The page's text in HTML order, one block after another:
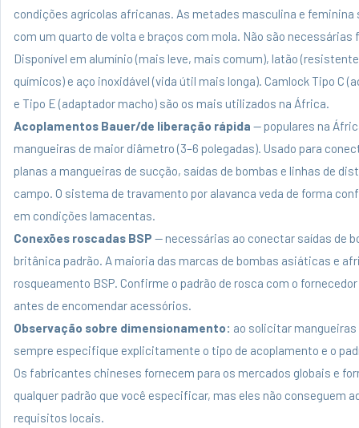
condições agrícolas africanas. As metades masculina e feminina
com um quarto de volta e braços com mola. Não são necessárias
Disponível em alumínio (mais leve, mais comum), latão
químicos) e aço inoxidável (vida útil mais longa). Camlock Tipo C
e Tipo E (adaptador macho) são os mais utilizados na África.
Acoplamentos Bauer/de liberação rápida — populares na
mangueiras de maior diâmetro (3–6 polegadas). Usado para
planas a mangueiras de sucção, saídas de bombas e linhas de
campo. O sistema de travamento por alavanca veda de forma
em condições lamacentas.
Conexões roscadas BSP — necessárias ao conectar saídas de
britânica padrão. A maioria das marcas de bombas asiáticas e
rosqueamento BSP. Confirme o padrão de rosca com o
antes de encomendar acessórios.
Observação sobre dimensionamento: ao solicitar mangueiras
sempre especifique explicitamente o tipo de acoplamento e o
Os fabricantes chineses fornecem para os mercados globais e
qualquer padrão que você especificar, mas eles não conseguem
requisitos locais.